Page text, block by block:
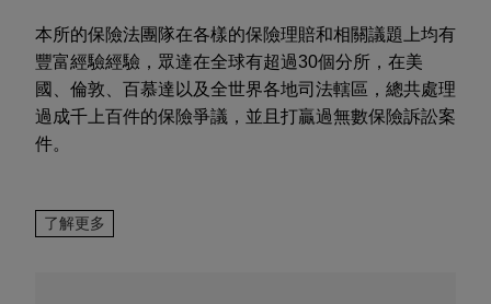
本所的保險法團隊在各樣的保險理賠和相關議題上均有
豐富經驗經驗，眾達在全球有超過30個分所，在美
國、倫敦、百慕達以及全世界各地司法轄區，總共處理
過成千上百件的保險爭議，並且打贏過無數保險訴訟案
件。
Science and Innovation Campus) 合資事業
眾達協助 Goodman International Limited 與英國原子
了解更多